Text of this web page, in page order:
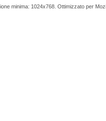
minima: 1024x768. Ottimizzato per